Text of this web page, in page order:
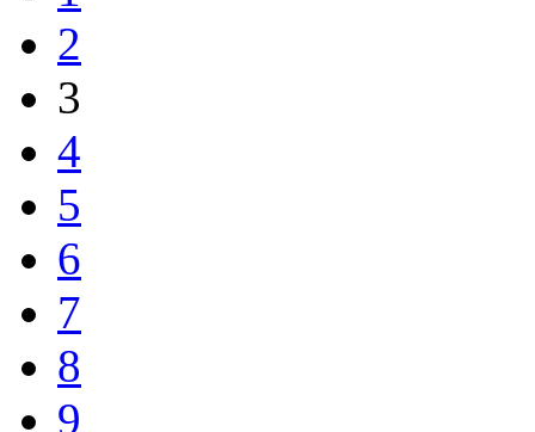
2
3
4
5
6
7
8
9